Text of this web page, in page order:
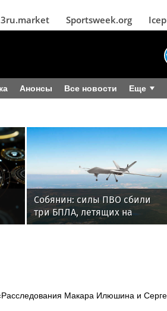
Sportsweek.org
Анонсы Все новости Еще
Собянин: силы ПВО сбили
три БПЛА, летящих на
Москву
Макара Илюшина и